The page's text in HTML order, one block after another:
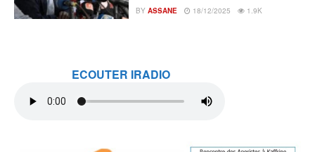
BY ASSANE 18/12/2025 1.9K
ECOUTER IRADIO